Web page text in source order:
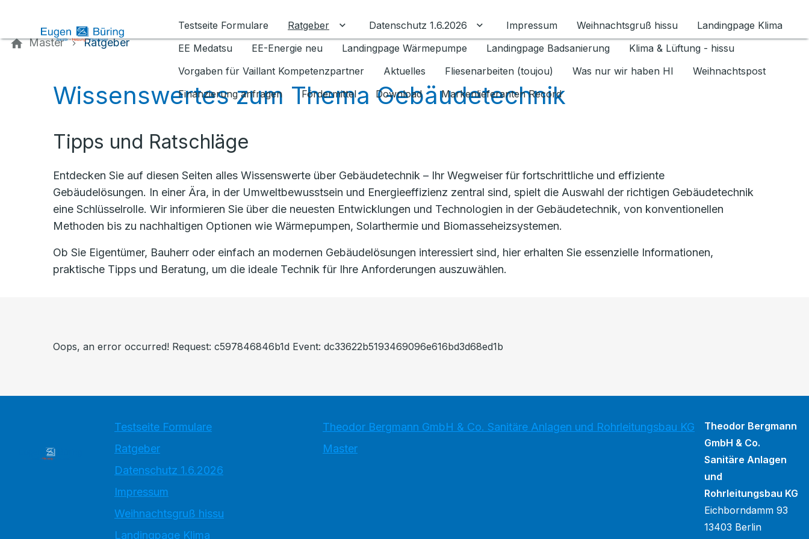
Testseite Formulare
Ratgeber Untermenü für Ratgeber umschalten
Datenschutz 1.6.2026 Untermenü für Datenschutz 1.6.2026 umschalten
Impressum Weihnachtsgruß hissu
Landingpage Klima
EE Medatsu
EE-Energie neu Landingpage Wärmepumpe Landingpage Badsanierung
Klima & Lüftung - hissu
Vorgaben für Vaillant Kompetenzpartner
Aktuelles Fliesenarbeiten (toujou) Was nur wir haben HI
Weihnachtspost
Finanzierung anfragen
Fördermittel Download Markenlieferanten Record
Master Ratgeber
Wissenswertes zum Thema Gebäudetechnik
Tipps und Ratschläge
Entdecken Sie auf diesen Seiten alles Wissenswerte über Gebäudetechnik – Ihr Wegweiser für fortschrittliche und effiziente
Gebäudelösungen. In einer Ära, in der Umweltbewusstsein und Energieeffizienz zentral sind, spielt die Auswahl der richtigen Gebäudetechnik
eine Schlüsselrolle. Wir informieren Sie über die neuesten Entwicklungen und Technologien in der Gebäudetechnik, von konventionellen
Methoden bis zu nachhaltigen Optionen wie Wärmepumpen, Solarthermie und Biomasseheizsystemen.
Ob Sie Eigentümer, Bauherr oder einfach an modernen Gebäudelösungen interessiert sind, hier erhalten Sie essenzielle Informationen,
praktische Tipps und Beratung, um die ideale Technik für Ihre Anforderungen auszuwählen.
Oops, an error occurred! Request: c597846846b1d Event: dc33622b5193469096e616bd3d68ed1b
Testseite Formulare
Ratgeber
Datenschutz 1.6.2026
Impressum
Weihnachtsgruß hissu
Landingpage Klima
Theodor Bergmann GmbH & Co. Sanitäre Anlagen und Rohrleitungsbau KG
Master
Theodor Bergmann
GmbH & Co.
Sanitäre Anlagen
und
Rohrleitungsbau KG
Eichborndamm 93
13403 Berlin